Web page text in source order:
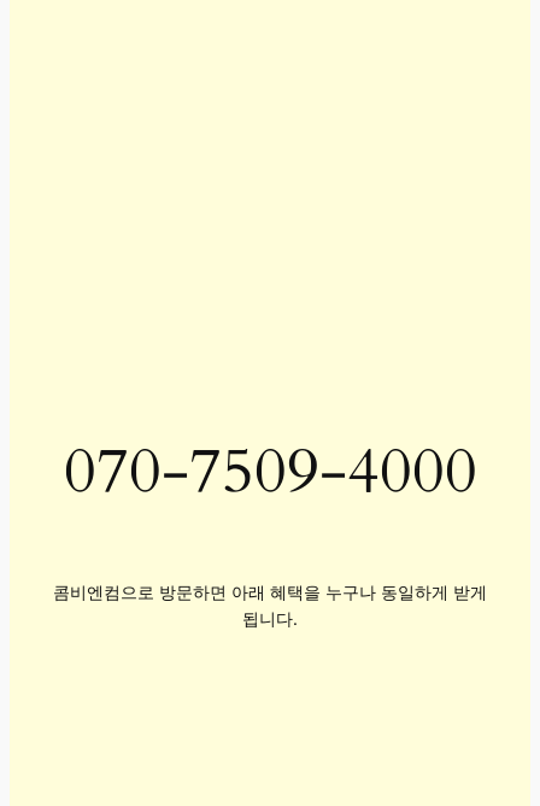
070-7509-4000
콤비엔컴으로 방문하면 아래 혜택을 누구나 동일하게 받게
됩니다.